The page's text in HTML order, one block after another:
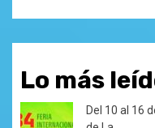
Lo más
Del 10 al 16